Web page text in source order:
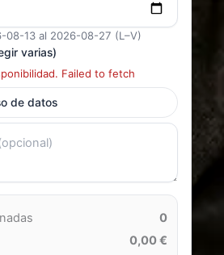
08-13 al 2026-08-27 (L–V)
varias)
Failed to fetch
de datos
0
0,00 €